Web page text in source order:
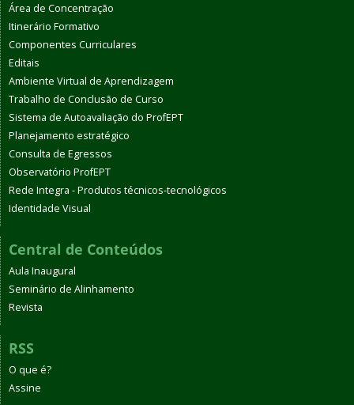
Área de Concentração
Itinerário Formativo
Componentes Curriculares
Editais
Ambiente Virtual de Aprendizagem
Trabalho de Conclusão de Curso
Sistema de Autoavaliação do ProfEPT
Planejamento estratégico
Consulta de Egressos
Observatório ProfEPT
Rede Integra - Produtos técnicos-tecnológicos
Identidade Visual
Central de Conteúdos
Aula Inaugural
Seminário de Alinhamento
Revista
RSS
O que é?
Assine